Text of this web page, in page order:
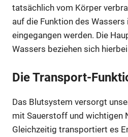
tatsächlich vom Körper
auf die Funktion des
eingegangen werden. Die
Wassers beziehen sich
Die Transport-
Das Blutsystem versorgt
mit Sauerstoff und wichtigen
Gleichzeitig transportiert es